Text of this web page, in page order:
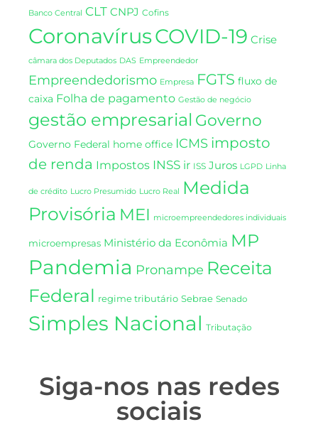
Banco Central CLT CNPJ Cofins
CoronavírusCOVID-19 Crise
câmara dos Deputados DAS Empreendedor
Empreendedorismo Empresa FGTS fluxo de
caixa Folha de pagamento Gestão de negócio
gestão empresarial Governo
Governo Federal home office ICMS imposto
de renda Impostos INSS ir ISS Juros LGPD Linha
de crédito Lucro Presumido Lucro Real Medida
Provisória MEI microempreendedores individuais
microempresas Ministério da Econômia MP
Pandemia Pronampe Receita
Federal regime tributário Sebrae Senado
Simples Nacional Tributação
Siga-nos nas redes
sociais